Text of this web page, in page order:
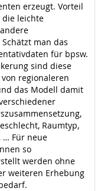
erzeugt. Vorteil
leichte
man das
für bpsw.
sind diese
regionaleren
das Modell damit
Raumtyp,
… Für neue
so
werden ohne
weiteren Erhebung